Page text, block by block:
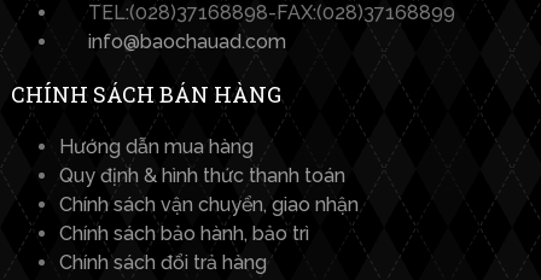
TEL:(028)37168898-FAX:(028)37168899
info@baochauad.com
CHÍNH SÁCH BÁN HÀNG
Hướng dẫn mua hàng
Quy định & hình thức thanh toán
Chính sách vận chuyển, giao nhận
Chính sách bảo hành, bảo trì
Chính sách đổi trả hàng